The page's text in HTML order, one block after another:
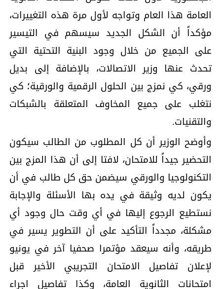
العامة هذا العام وتواجه لأول مرة هذه التغييرات،
مؤكداً أن الشكل الجديد سيسهم في التيسير
على الجميع من خلال وجود البنية التحتية التي
تحدث عنها وزير الاتصالات، بالإضافة إلى بديل
ورقي، كي نمزج بين الحلول الرقمية والورقية؛ كي
نتغلب على جميع المخاوف المتعلقة بالشبكات
والتقنيات.
وأوضح الوزير أن كل المطلوب من الطالب سيكون
التحضير جيداً للامتحان، لافتا إلى أن هذا المزج بين
التكنولوجيا والورقي سيضمن حق كل طالب في أن
يكون لديه وثيقة في يده بها الأسئلة والإجابة
نستطيع الرجوع إليها في أي وقت حال وجود أي
مشكلة، مجدداً التأكيد على أن التطوير يسير في
طريقه، وأنه سيعقد مؤتمرا صحفيا آخر في يونيو
لإعلان تفاصيل الامتحان التجريبي الأخير قبل
امتحانات الثانوية العامة، وكذا تفاصيل اجراء